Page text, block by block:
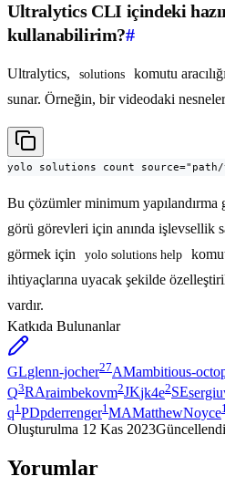
Ultralytics CLI içindeki
kullanabilirim?#
Ultralytics, solutions
komutu
sunar. Örneğin, bir videodaki
yolo solutions count source="path/
Bu çözümler minimum yapılandırma
görü görevleri için anında işlevsellik
görmek için
yolo solutions help
ihtiyaçlarına uyacak şekilde
vardır.
Katkıda Bulunanlar
GLglenn-jocher27AMambitious-
Q3RAraimbekovm2JKjk4e2SE
q1 PDpderrenger1 MAMatthewNoyce1
Oluşturulma 12 Kas 2023Güncellendi
Yorumlar